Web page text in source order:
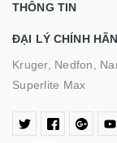
THÔNG TIN
ĐẠI LÝ CHÍNH
Kruger, Nedfon,
Superlite Max